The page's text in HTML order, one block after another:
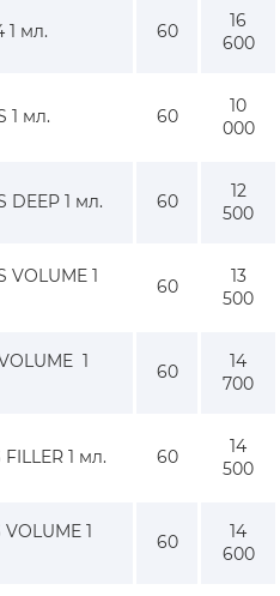
1 мл. 60
16
600
1 мл. 60
10
000
DEEP 1 мл. 60
12
500
VOLUME 1
60
13
500
1
60
14
700
FILLER 1 мл. 60
14
500
VOLUME 1
60
14
600